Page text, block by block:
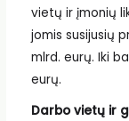
vietų ir įmonių
jomis susijusių
mlrd. eurų. Iki
eurų.
Darbo vietų ir